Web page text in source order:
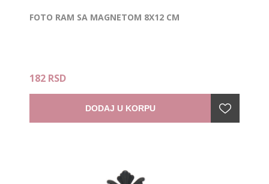
FOTO RAM SA MAGNETOM 8X12 CM
182 RSD
DODAJ U KORPU